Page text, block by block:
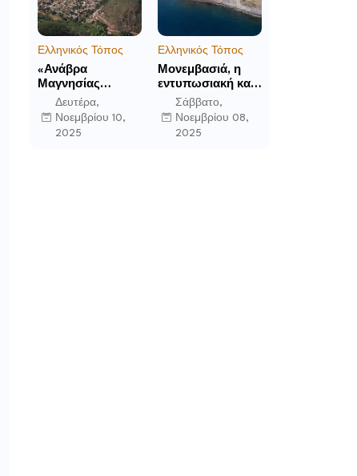
Ελληνικός Τόπος
«Ανάβρα
Μαγνησίας
(Γούρα): Θεών
αέτωμα της
Όθρυος», γράφει
Δευτέρα,
Νοεμβρίου 10,
2025
Ελληνικός Τόπος
Μονεμβασιά, η
εντυπωσιακή και
απομονωμένη
οχυρωμένη πόλη
που ιδρύθηκε από
Σάββατο,
Νοεμβρίου 08,
2025